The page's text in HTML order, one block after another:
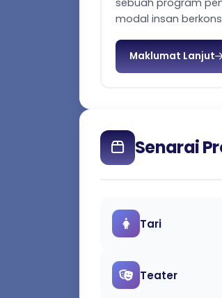
sebuah program
modal insan
untuk belia-belia dan
Maklumat Lanjut
Senarai
Tari
Teater